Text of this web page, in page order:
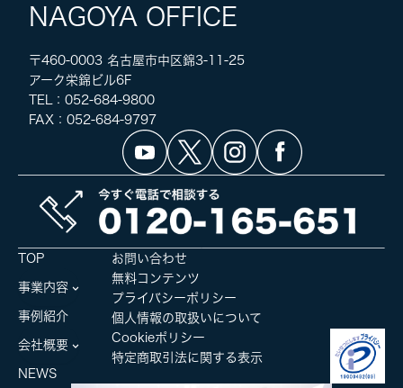
NAGOYA OFFICE
〒460-0003 名古屋市中区錦3-11-25
アーク栄錦ビル6F
TEL：052-684-9800
FAX：052-684-9797
TOP
事業内容
事例紹介
会社概要
NEWS
お問い合わせ
無料コンテンツ
プライバシーポリシー
個人情報の取扱いについて
Cookieポリシー
特定商取引法に関する表示